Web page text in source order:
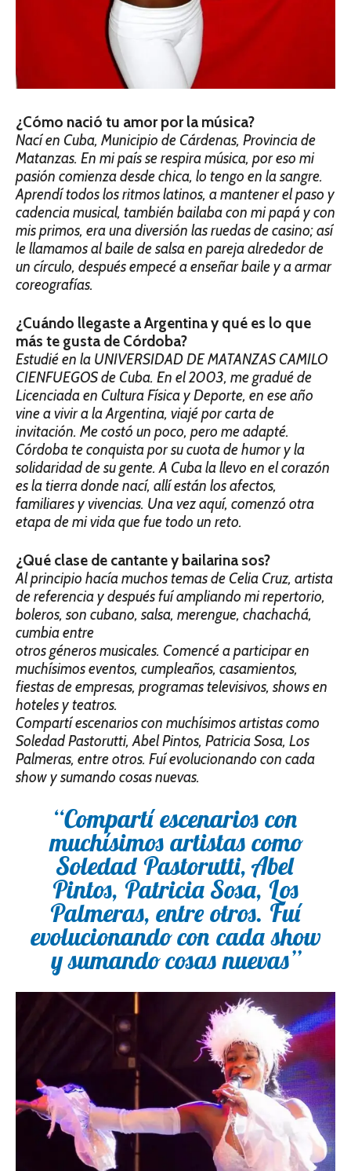
¿Cómo nació tu amor por la música?
Nací en Cuba, Municipio de Cárdenas, Provincia de
Matanzas. En mi país se respira música, por eso mi
pasión comienza desde chica, lo tengo en la sangre.
Aprendí todos los ritmos latinos, a mantener el paso y
cadencia musical, también bailaba con mi papá y con
mis primos, era una diversión las ruedas de casino; así
le llamamos al baile de salsa en pareja alrededor de
un círculo, después empecé a enseñar baile y a armar
coreografías.
¿Cuándo llegaste a Argentina y qué es lo que
más te gusta de Córdoba?
Estudié en la UNIVERSIDAD DE MATANZAS CAMILO
CIENFUEGOS de Cuba. En el 2003, me gradué de
Licenciada en Cultura Física y Deporte, en ese año
vine a vivir a la Argentina, viajé por carta de
invitación. Me costó un poco, pero me adapté.
Córdoba te conquista por su cuota de humor y la
solidaridad de su gente. A Cuba la llevo en el corazón
es la tierra donde nací, allí están los afectos,
familiares y vivencias. Una vez aquí, comenzó otra
etapa de mi vida que fue todo un reto.
¿Qué clase de cantante y bailarina sos?
Al principio hacía muchos temas de Celia Cruz, artista
de referencia y después fuí ampliando mi repertorio,
boleros, son cubano, salsa, merengue, chachachá,
cumbia entre
otros géneros musicales. Comencé a participar en
muchísimos eventos, cumpleaños, casamientos,
fiestas de empresas, programas televisivos, shows en
hoteles y teatros.
Compartí escenarios con muchísimos artistas como
Soledad Pastorutti, Abel Pintos, Patricia Sosa, Los
Palmeras, entre otros. Fuí evolucionando con cada
show y sumando cosas nuevas.
“Compartí escenarios con
muchísimos artistas como
Soledad Pastorutti, Abel
Pintos, Patricia Sosa, Los
Palmeras, entre otros. Fuí
evolucionando con cada show
y sumando cosas nuevas”